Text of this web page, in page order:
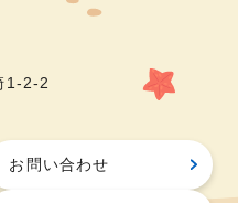
1-2-2
お問い合わせ